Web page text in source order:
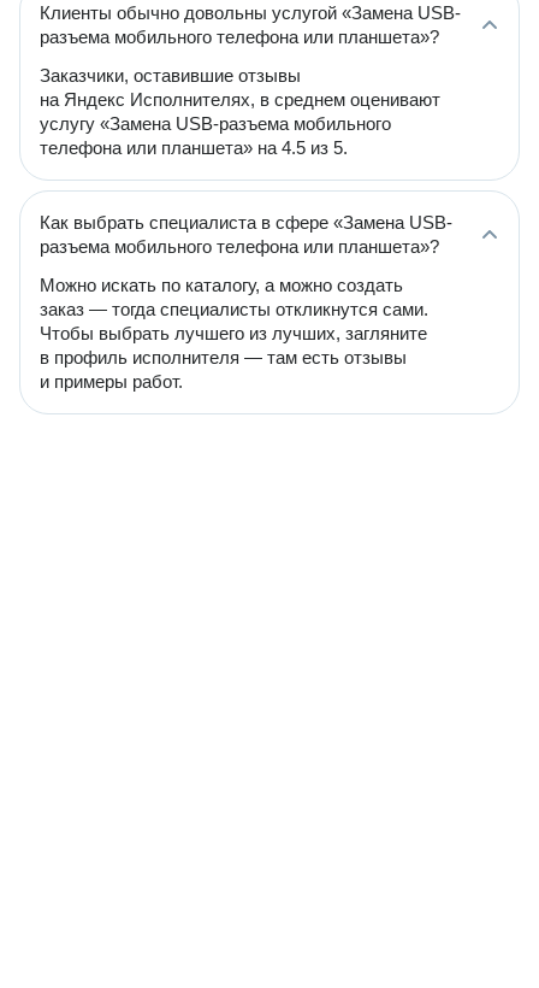
Клиенты обычно довольны услугой «Замена USB-
разъема мобильного телефона или планшета»?
Заказчики, оставившие отзывы
на Яндекс Исполнителях, в среднем оценивают
услугу «Замена USB-разъема мобильного
телефона или планшета» на 4.5 из 5.
Как выбрать специалиста в сфере «Замена USB-
разъема мобильного телефона или планшета»?
Можно искать по каталогу, а можно создать
заказ — тогда специалисты откликнутся сами.
Чтобы выбрать лучшего из лучших, загляните
в профиль исполнителя — там есть отзывы
и примеры работ.